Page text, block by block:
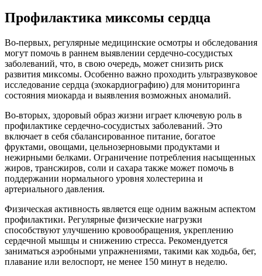
Профилактика миксомы сердца
Во-первых, регулярные медицинские осмотры и обследования
могут помочь в раннем выявлении сердечно-сосудистых
заболеваний, что, в свою очередь, может снизить риск
развития миксомы. Особенно важно проходить ультразвуковое
исследование сердца (эхокардиографию) для мониторинга
состояния миокарда и выявления возможных аномалий.
Во-вторых, здоровый образ жизни играет ключевую роль в
профилактике сердечно-сосудистых заболеваний. Это
включает в себя сбалансированное питание, богатое
фруктами, овощами, цельнозерновыми продуктами и
нежирными белками. Ограничение потребления насыщенных
жиров, трансжиров, соли и сахара также может помочь в
поддержании нормального уровня холестерина и
артериального давления.
Физическая активность является еще одним важным аспектом
профилактики. Регулярные физические нагрузки
способствуют улучшению кровообращения, укреплению
сердечной мышцы и снижению стресса. Рекомендуется
заниматься аэробными упражнениями, такими как ходьба, бег,
плавание или велоспорт, не менее 150 минут в неделю.